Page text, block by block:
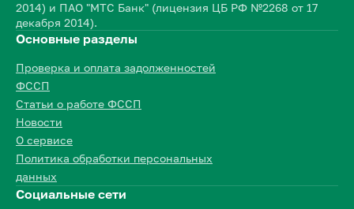
2014) и ПАО "МТС Банк" (лицензия ЦБ РФ №2268 от 17
декабря 2014).
Основные разделы
Проверка и оплата задолженностей
ФССП
Статьи о работе ФССП
Новости
О сервисе
Политика обработки персональных
данных
Социальные сети